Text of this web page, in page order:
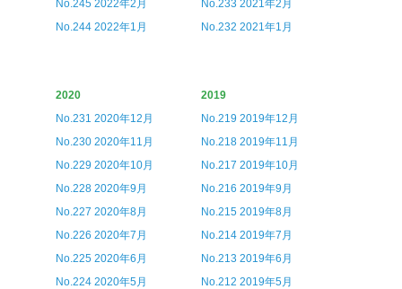
No.245 2022年2月
No.244 2022年1月
No.233 2021年2月
No.232 2021年1月
2020
No.231 2020年12月
No.230 2020年11月
No.229 2020年10月
No.228 2020年9月
No.227 2020年8月
No.226 2020年7月
No.225 2020年6月
No.224 2020年5月
2019
No.219 2019年12月
No.218 2019年11月
No.217 2019年10月
No.216 2019年9月
No.215 2019年8月
No.214 2019年7月
No.213 2019年6月
No.212 2019年5月